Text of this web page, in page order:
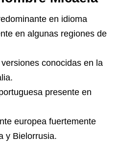
en idioma
en algunas regiones de
versiones conocidas en la
presente en
europea fuertemente
y Bielorrusia.